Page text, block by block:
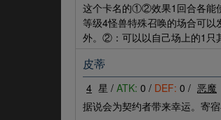
这个卡名的①②效果1回合各能
等级4怪兽特殊召唤的场合可以
外。②：可以以自己场上的1只
皮蒂
4 星 / ATK: 0 / DEF: 0 / 恶魔
据说会为契约者带来幸运。寄